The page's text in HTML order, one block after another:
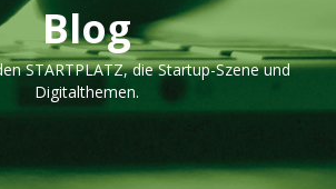
Blog
STARTPLATZ, die Startup-Szene und
Digitalthemen.